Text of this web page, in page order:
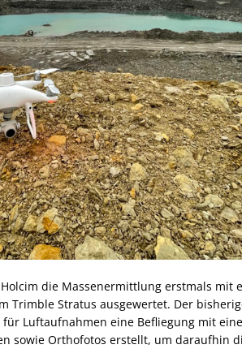
die Massenermittlung erstmals mit
Stratus ausgewertet. Der
Luftaufnahmen eine Befliegung mit
sowie Orthofotos erstellt, um daraufhin